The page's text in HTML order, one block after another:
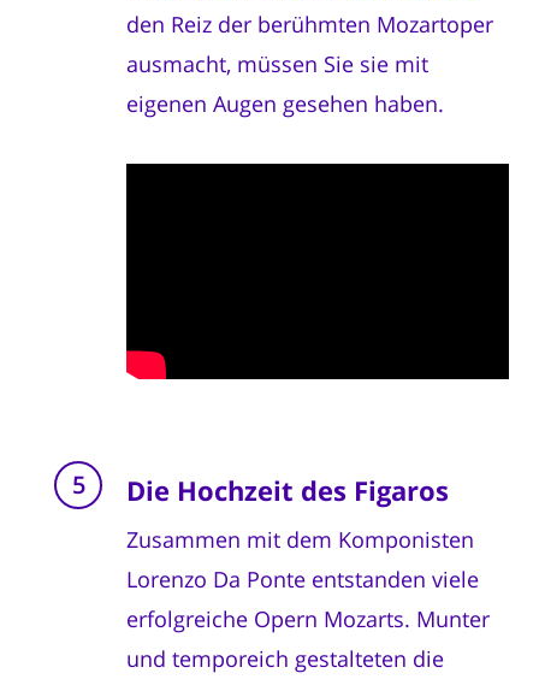
den Reiz der berühmten Mozartoper
ausmacht, müssen Sie sie mit
eigenen Augen gesehen haben.
Die Hochzeit des Figaros
Zusammen mit dem Komponisten
Lorenzo Da Ponte entstanden viele
erfolgreiche Opern Mozarts. Munter
und temporeich gestalteten die